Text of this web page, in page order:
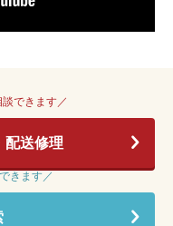
できます／
配送修理
きます／